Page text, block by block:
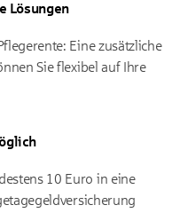
Lösungen
Eine zusätzliche
Sie flexibel auf Ihre
10 Euro in eine